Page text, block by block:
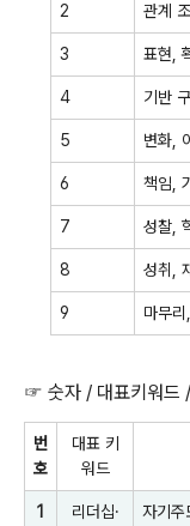
2 관계
3 표현,
4 기반
5 변화,
6 책임,
7 성찰,
8 성취,
9 마무리
☞ 숫자 / 대표키워드
번
호
대표 키
워드
1
리더십·
자기주